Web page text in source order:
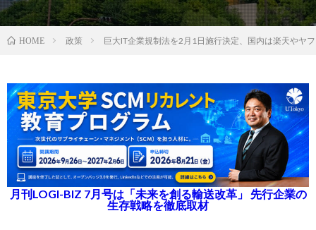
HOME 政策 巨大IT企業規制法を2月1日施行決定、国内は楽天やヤ
月刊LOGI-BIZ 7月号は「未来を創る輸送改革」 先行企業の
生存戦略を徹底取材